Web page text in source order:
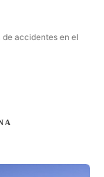
accidentes en el